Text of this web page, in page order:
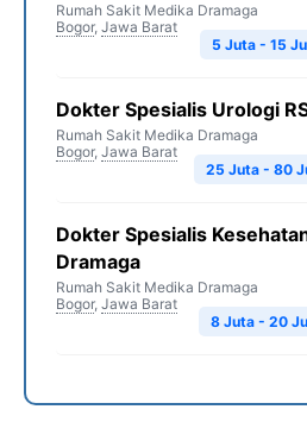
Rumah Sakit Medika Dramaga
Bogor, Jawa Barat
5 Juta - 15
Dokter Spesialis Urologi
Rumah Sakit Medika Dramaga
Bogor, Jawa Barat
25 Juta - 80
Dokter Spesialis
Dramaga
Rumah Sakit Medika Dramaga
Bogor, Jawa Barat
8 Juta - 20